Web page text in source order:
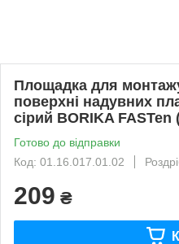
Площадка для
поверхні надувних
сірий BORIKA FASTen
Готово до відправки
Код: 01.16.017.01.02
209 ₴